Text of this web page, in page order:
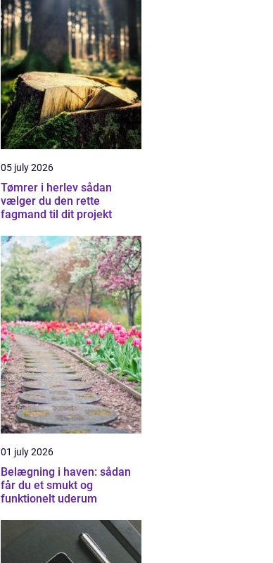
05 july 2026
Tømrer i herlev sådan
vælger du den rette
fagmand til dit projekt
01 july 2026
Belægning i haven: sådan
får du et smukt og
funktionelt uderum